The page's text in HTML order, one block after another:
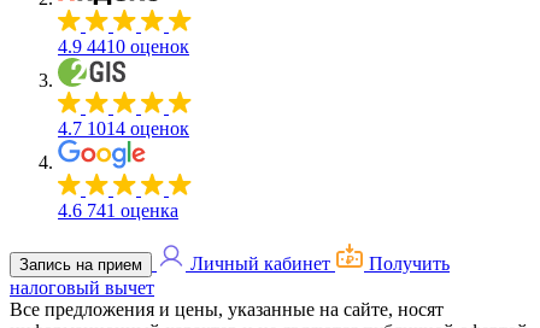
4.9 4410 оценок
4.7 1014 оценок
4.6 741 оценка
Запись на прием Личный кабинет
Получить
налоговый вычет
Все предложения и цены, указанные на сайте, носят